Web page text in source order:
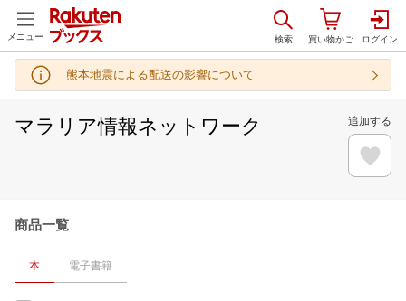
メニュー
熊本地震による配送の影響について
マラリア情報ネットワーク 追加する
商品一覧
本 電子書籍